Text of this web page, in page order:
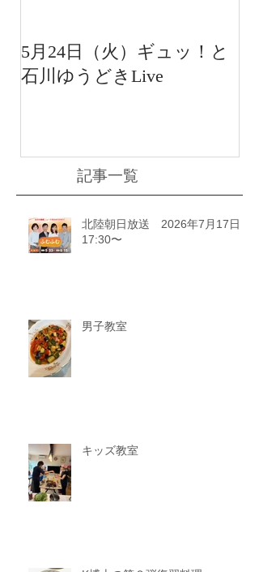
5月24日（火）ギュッ！と
石川ゆうどきLive
記事一覧
北陸朝日放送 2026年7月17日
17:30〜
男子教室
キッズ教室